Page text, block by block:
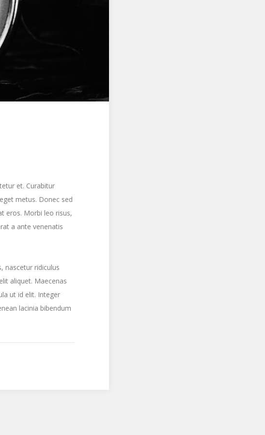
et. Curabitur
metus. Donec sed
eros. Morbi leo risus,
a ante venenatis
nascetur ridiculus
aliquet. Maecenas
ut id elit. Integer
lacinia bibendum